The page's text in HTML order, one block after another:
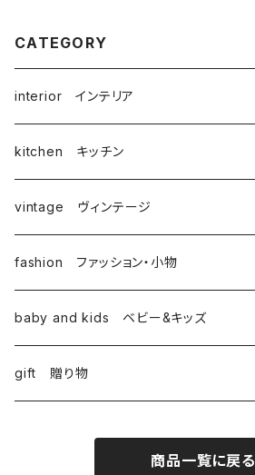
CATEGORY
interior インテリア
kitchen キッチン
vintage ヴィンテージ
fashion ファッション・小物
baby and kids ベビー&キッズ
gift 贈り物
商品一覧に戻る